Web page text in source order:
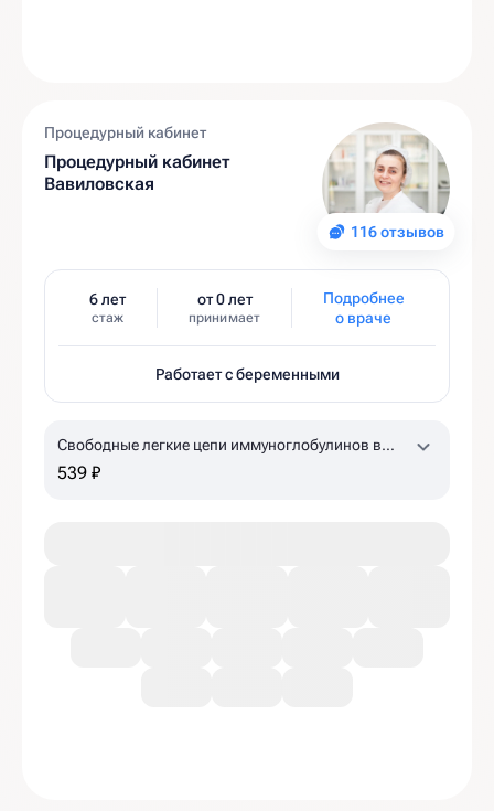
116 отзывов
Процедурный кабинет
Процедурный кабинет
Вавиловская
6 лет
стаж
от 0 лет
принимает
Подробнее
о враче
Работает с беременными
Свободные легкие цепи иммуноглобулинов в
сыворотке крови
539 ₽